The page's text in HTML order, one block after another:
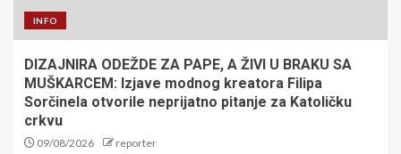
INFO
DIZAJNIRA ODEŽDE ZA PAPE, A ŽIVI U BRAKU SA
MUŠKARCEM: Izjave modnog kreatora Filipa
Sorčinela otvorile neprijatno pitanje za Katoličku
crkvu
09/08/2026 reporter